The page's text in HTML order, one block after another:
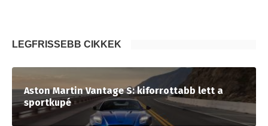
LEGFRISSEBB CIKKEK
Aston Martin Vantage S: kiforrottabb lett a
sportkupé